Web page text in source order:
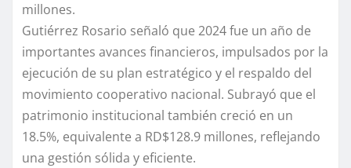
millones.
Gutiérrez Rosario señaló que 2024 fue un año de
importantes avances financieros, impulsados por la
ejecución de su plan estratégico y el respaldo del
movimiento cooperativo nacional. Subrayó que el
patrimonio institucional también creció en un
18.5%, equivalente a RD$128.9 millones, reflejando
una gestión sólida y eficiente.